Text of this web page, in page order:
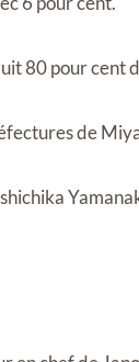
80 pour cent
de